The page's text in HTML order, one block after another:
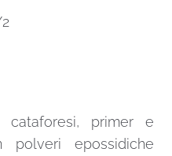
cataforesi, primer e
polveri epossidiche